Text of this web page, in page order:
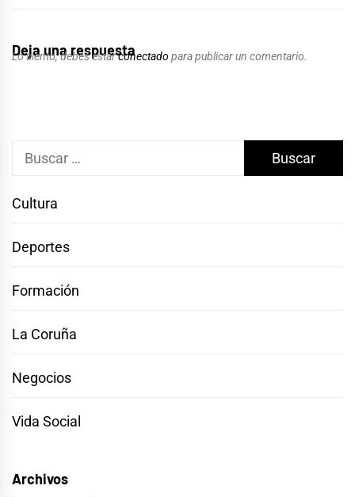
Deja una respuesta
Lo siento, debes estarconectado para publicar un comentario.
Buscar:
Cultura
Deportes
Formación
La Coruña
Negocios
Vida Social
Archivos